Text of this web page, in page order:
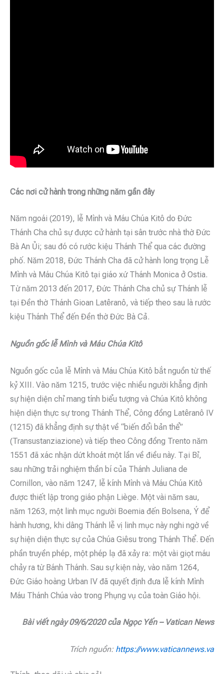
Các nơi cử hành trong những năm gần đây
Năm ngoái (2019), lễ Mình và Máu Chúa Kitô do Đức
Thánh Cha chủ sự được cử hành tại sân trước nhà thờ Đức
Bà An Ủi; sau đó có rước kiệu Thánh Thể qua các đường
phố. Năm 2018, Đức Thánh Cha đã cử hành long trọng Lễ
Mình và Máu Chúa Kitô tại giáo xứ Thánh Monica ở Ostia.
Từ năm 2013 đến 2017, Đức Thánh Cha chủ sự Thánh lễ
tại Đền thờ Thánh Gioan Latêranô, và tiếp theo sau là rước
kiệu Thánh Thể đến Đền thờ Đức Bà Cả.
Nguồn gốc lễ Mình và Máu Chúa Kitô
Nguồn gốc của lễ Mình và Máu Chúa Kitô bắt nguồn từ thế
kỷ XIII. Vào năm 1215, trước việc nhiều người khẳng định
sự hiện diện chỉ mang tính biểu tượng và Chúa Kitô không
hiện diện thực sự trong Thánh Thể, Công đồng Latêranô IV
(1215) đã khẳng định sự thật về “biến đổi bản thể”
(Transustanziazione) và tiếp theo Công đồng Trento năm
1551 đã xác nhận dứt khoát một lần về điều này. Tại Bỉ,
sau những trải nghiệm thần bí của Thánh Juliana de
Cornillon, vào năm 1247, lễ kính Mình và Máu Chúa Kitô
được thiết lập trong giáo phận Liège. Một vài năm sau,
năm 1263, một linh mục người Boemia đến Bolsena, Ý để
hành hương, khi dâng Thánh lễ vị linh mục này nghi ngờ về
sự hiện diện thực sự của Chúa Giêsu trong Thánh Thể. Đến
phần truyền phép, một phép lạ đã xảy ra: một vài giọt máu
chảy ra từ Bánh Thánh. Sau sự kiện này, vào năm 1264,
Đức Giáo hoàng Urban IV đã quyết định đưa lễ kính Mình
Máu Thánh Chúa vào trong Phụng vụ của toàn Giáo hội.
Bài viết ngày 09/6/2020 của Ngọc Yến – Vatican News
Trích nguồn: https://www.vaticannews.va